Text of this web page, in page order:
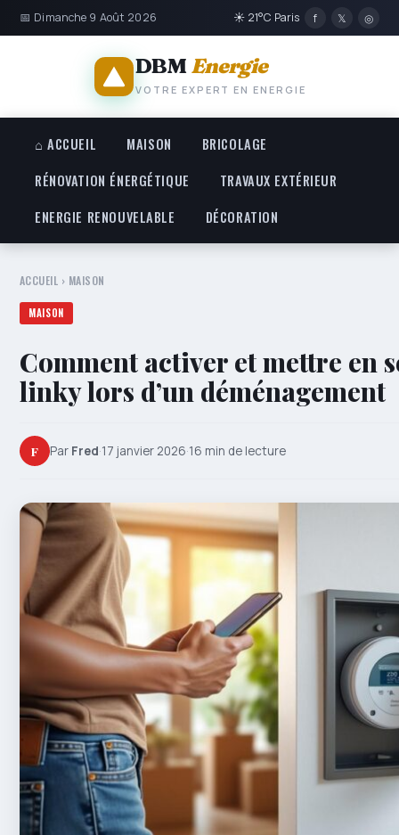
📅 Dimanche 9 Août 2026 ☀ 21°C Paris f 𝕏 ◎
DBMEnergie
VOTRE EXPERT EN ENERGIE
⌂ ACCUEIL MAISON
BRICOLAGE
RÉNOVATION ÉNERGÉTIQUE
TRAVAUX EXTÉRIEUR
ENERGIE RENOUVELABLE
DÉCORATION
ACCUEIL › MAISON
MAISON
Comment activer et mettre en
linky lors d’un déménagement
F Par Fred·17 janvier 2026·16 min de lecture